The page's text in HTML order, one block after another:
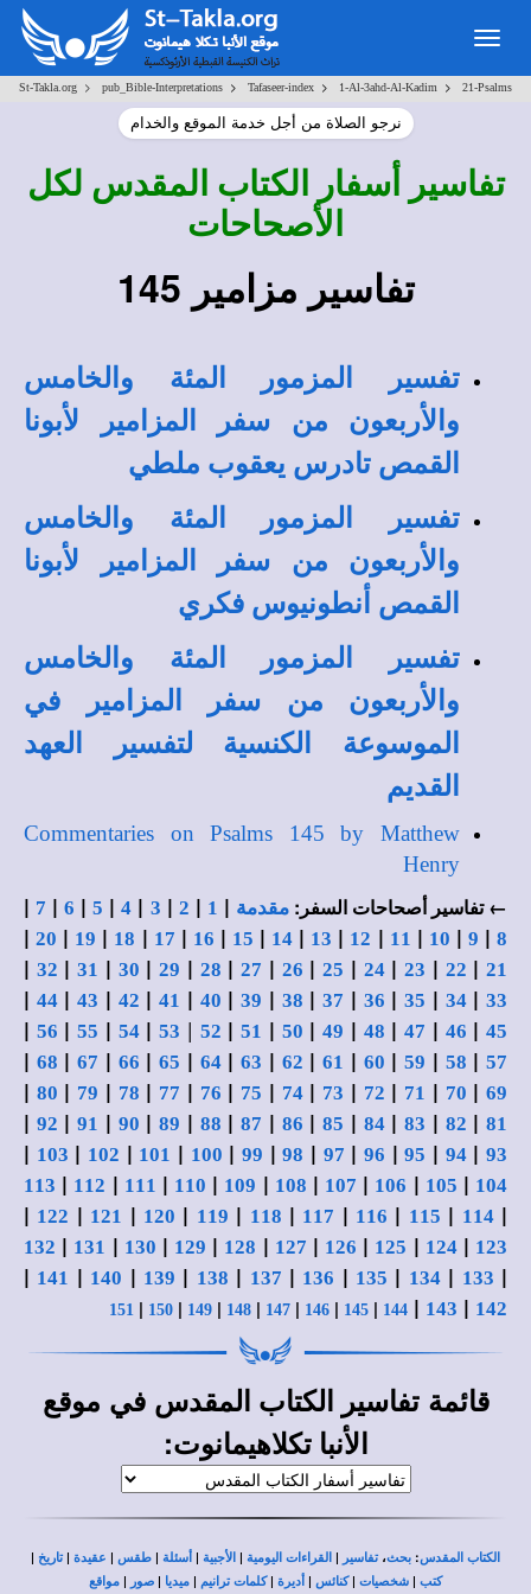
St-Takla.org > pub_Bible-Interpretations > Tafaseer-index > 1-Al-3ahd-Al-Kadim > 21-Psalms
نرجو الصلاة من أجل خدمة الموقع والخدام
تفاسير أسفار الكتاب المقدس لكل
الأصحاحات
تفاسير مزامير 145
تفسير المزمور المئة والخامس
والأربعون من سفر المزامير لأبونا
القمص تادرس يعقوب ملطي
تفسير المزمور المئة والخامس
والأربعون من سفر المزامير لأبونا
القمص أنطونيوس فكري
تفسير المزمور المئة والخامس
والأربعون من سفر المزامير في
الموسوعة الكنسية لتفسير العهد
القديم
Commentaries on Psalms 145 by Matthew
Henry
← تفاسير أصحاحات السفر:مقدمة |
1
|
2
|
3
|
4
|
5
|
6
|
7
|
8
|
9
|
10
|
11
|
12
|
13
|
14
|
15
|
16
|
17
|
18
|
19
|
20
|
21
|
22
|
23
|
24
|
25
|
26
|
27
|
28
|
29
|
30
|
31
|
32
|
33
|
34
|
35
|
36
|
37
|
38
|
39
|
40
|
41
|
42
|
43
|
44
|
45
|
46
|
47
|
48
|
49
|
50
|
51
|
52
|
53
|
54
|
55
|
56
|
57
|
58
|
59
|
60
|
61
|
62
|
63
|
64
|
65
|
66
|
67
|
68
|
69
|
70
|
71
|
72
|
73
|
74
|
75
|
76
|
77
|
78
|
79
|
80
|
81
|
82
|
83
|
84
|
85
|
86
|
87
|
88
|
89
|
90
|
91
|
92
|
93
|
94
|
95
|
96
|
97
|
98
|
99
|
100
|
101
|
102
|
103
|
104
|
105
|
106
|
107
|
108
|
109
|
110
|
111
|
112
|
113
|
114
|
115
|
116
|
117
|
118
|
119
|
120
|
121
|
122
|
123
|
124
|
125
|
126
|
127
|
128
|
129
|
130
|
131
|
132
|
133
|
134
|
135
|
136
|
137
|
138
|
139
|
140
|
141
|
142
|
143
|
144
|
145
|
146
|
147
|
148
|
149
|
150
|
151
قائمةتفاسير الكتاب المقدس في موقع
الأنبا تكلاهيمانوت:
الكتاب المقدس: بحث،تفاسير | القراءات اليومية | الأجبية | أسئلة | طقس | عقيدة |تاريخ |
كتب | شخصيات |كنائس | أديرة |كلمات ترانيم | ميديا | صور | مواقع